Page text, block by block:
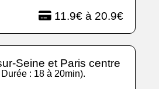
11.9€ à 20.9€
Seine et Paris centre
: 18 à 20min).